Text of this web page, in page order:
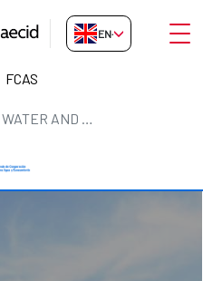
FOR
EN-GB
FCAS
COOPERATION FUND FOR WATER AND SANITATION. (FCAS)